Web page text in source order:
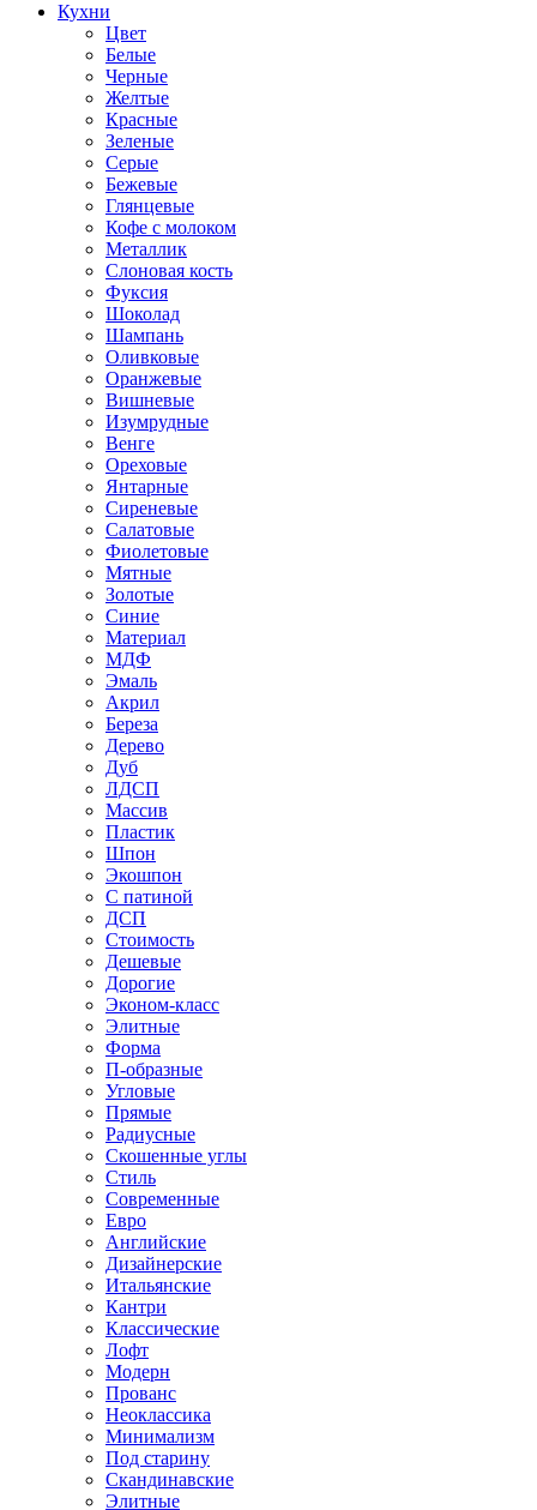
Кухни
Цвет
Белые
Черные
Желтые
Красные
Зеленые
Серые
Бежевые
Глянцевые
Кофе с молоком
Металлик
Слоновая кость
Фуксия
Шоколад
Шампань
Оливковые
Оранжевые
Вишневые
Изумрудные
Венге
Ореховые
Янтарные
Сиреневые
Салатовые
Фиолетовые
Мятные
Золотые
Синие
Материал
МДФ
Эмаль
Акрил
Береза
Дерево
Дуб
ЛДСП
Массив
Пластик
Шпон
Экошпон
С патиной
ДСП
Стоимость
Дешевые
Дорогие
Эконом-класс
Элитные
Форма
П-образные
Угловые
Прямые
Радиусные
Скошенные углы
Стиль
Современные
Евро
Английские
Дизайнерские
Итальянские
Кантри
Классические
Лофт
Модерн
Прованс
Неоклассика
Минимализм
Под старину
Скандинавские
Элитные